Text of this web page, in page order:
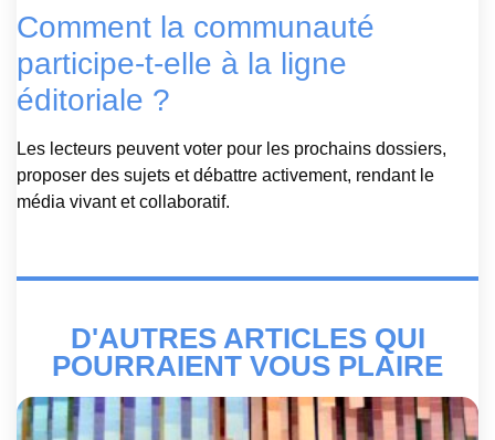
Comment la communauté
participe-t-elle à la ligne
éditoriale ?
Les lecteurs peuvent voter pour les prochains dossiers,
proposer des sujets et débattre activement, rendant le
média vivant et collaboratif.
D'AUTRES ARTICLES QUI
POURRAIENT VOUS PLAIRE